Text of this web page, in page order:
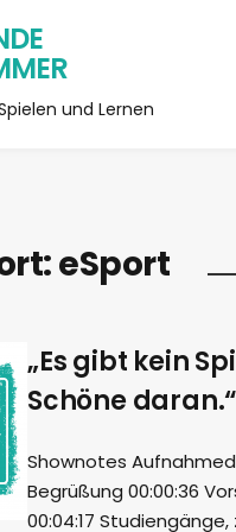
und Lernen
eSport
„Es gibt kein
Schöne
Shownotes
Begrüßung 00:00:36
00:04:17